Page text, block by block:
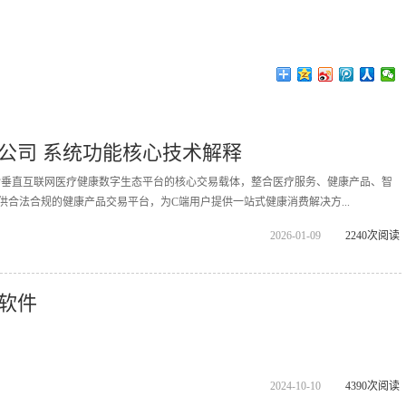
司 系统功能核心技术解释
直互联网医疗健康数字生态平台的核心交易载体，整合医疗服务、健康产品、智
合法合规的健康产品交易平台，为C端用户提供一站式健康消费解决方...
2026-01-09 2240次阅读
件
2024-10-10 4390次阅读